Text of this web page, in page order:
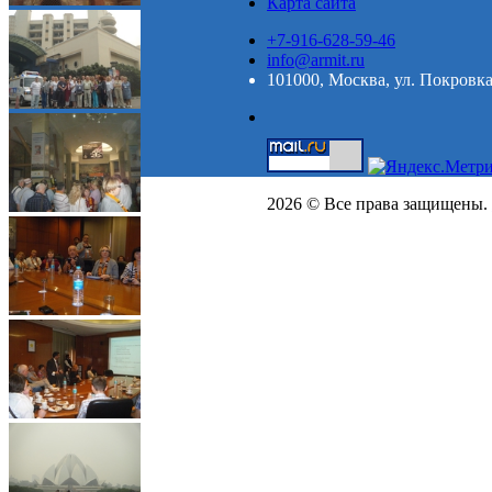
+7-916-628-59-46
info@armit.ru
101000, Москва, ул.
2026 © Все права защищены.